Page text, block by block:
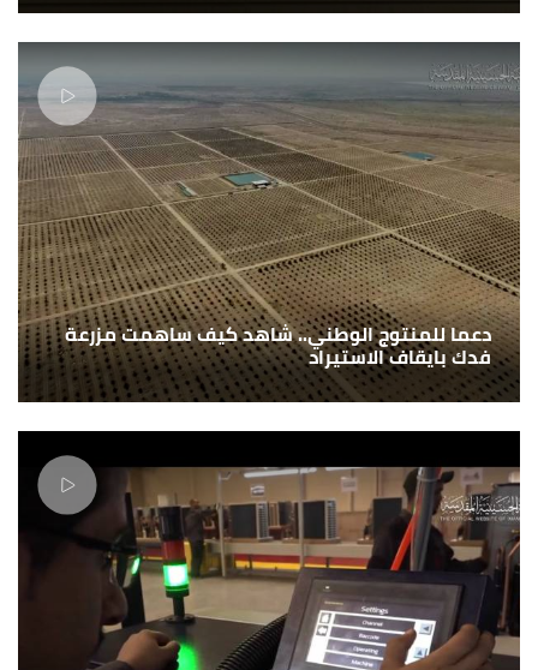
دعما للمنتوج الوطني.. شاهد كيف ساهمت مزرعة
فدك بايقاف الاستيراد